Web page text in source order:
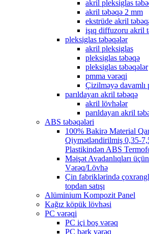
akril pleksiglas
akril təbəqə 2 mm
ekstrüde akril
işıq diffuzoru akril
pleksiglas təbəqələr
akril pleksiglas
pleksiglas təbəqə
pleksiglas təbəqələr
pmma vərəqi
Çizilməyə davamlı
parıldayan akril təbəqə
akril lövhələr
parıldayan akril
ABS təbəqələri
100% Bakirə Material
Qiymətləndirilmiş 0,35-
Plastikindən ABS
Məişət Avadanlıqları
Vərəq/Lövhə
Çin fabriklərində
topdan satışı
Alüminium Kompozit Panel
Kağız köpük lövhəsi
PC vərəqi
PC içi boş vərəq
PC bərk vərəq